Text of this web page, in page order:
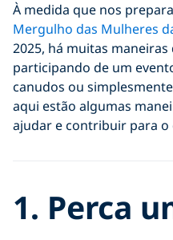
À medida que nos
Mergulho das Mulheres
2025, há muitas maneiras
participando de um
canudos ou
aqui estão algumas
ajudar e contribuir para o
1. Perca